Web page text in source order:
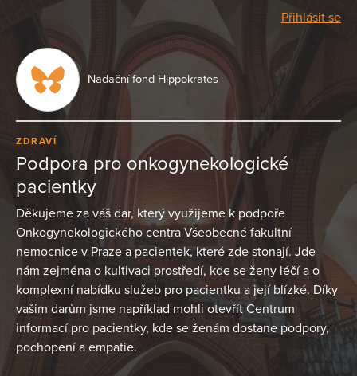
Přihlásit se
Nadační fond Hippokrates
ZDRAVÍ
Podpora pro onkogynekologické
pacientky
Děkujeme za váš dar, který využijeme k podpoře
Onkogynekologického centra Všeobecné fakultní
nemocnice v Praze a pacientek, které zde stonají. Jde
nám zejména o kultivaci prostředí, kde se ženy léčí a o
komplexní nabídku služeb pro pacientku a její blízké. Díky
vašim darům jsme například mohli otevřít Centrum
informací pro pacientky, kde se ženám dostane podpory,
pochopení a empatie.